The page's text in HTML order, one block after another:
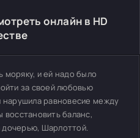
онлайн в HD
моряку, и ей надо было
за своей любовью
нарушила равновесие между
баланс,
дочерью, Шарлоттой.